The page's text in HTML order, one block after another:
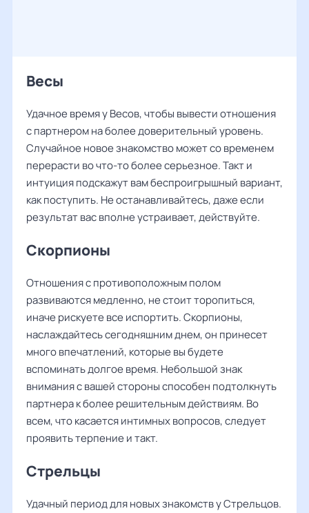
Весы
Удачное время у Весов, чтобы вывести отношения
с партнером на более доверительный уровень.
Случайное новое знакомство может со временем
перерасти во что-то более серьезное. Такт и
интуиция подскажут вам беспроигрышный вариант,
как поступить. Не останавливайтесь, даже если
результат вас вполне устраивает, действуйте.
Скорпионы
Отношения с противоположным полом
развиваются медленно, не стоит торопиться,
иначе рискуете все испортить. Скорпионы,
наслаждайтесь сегодняшним днем, он принесет
много впечатлений, которые вы будете
вспоминать долгое время. Небольшой знак
внимания с вашей стороны способен подтолкнуть
партнера к более решительным действиям. Во
всем, что касается интимных вопросов, следует
проявить терпение и такт.
Стрельцы
Удачный период для новых знакомств у Стрельцов.